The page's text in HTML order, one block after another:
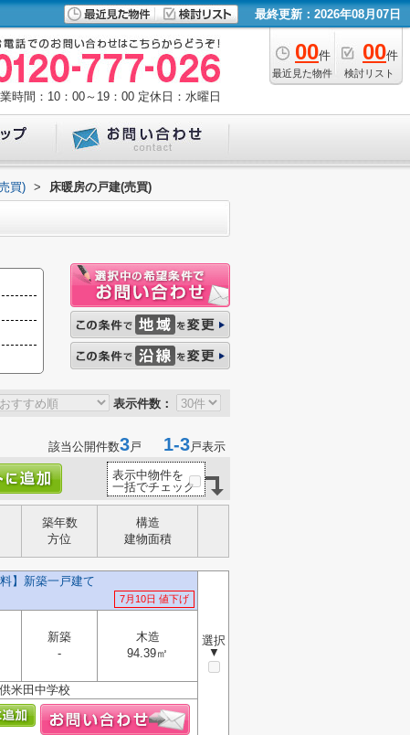
最終更新：2026年08月07日
00件
最近見た物件
00件
検討リスト
時間：10：00～19：00 定休日：水曜日
買) > 床暖房の戸建(売買)
表示件数：
該当公開件数3戸 1-3戸表示
表示中物件を
一括でチェック
築年数
方位
構造
建物面積
】新築一戸建て
7月10日 値下げ
選択
▼
新築
-
木造
94.39㎡
米田中学校